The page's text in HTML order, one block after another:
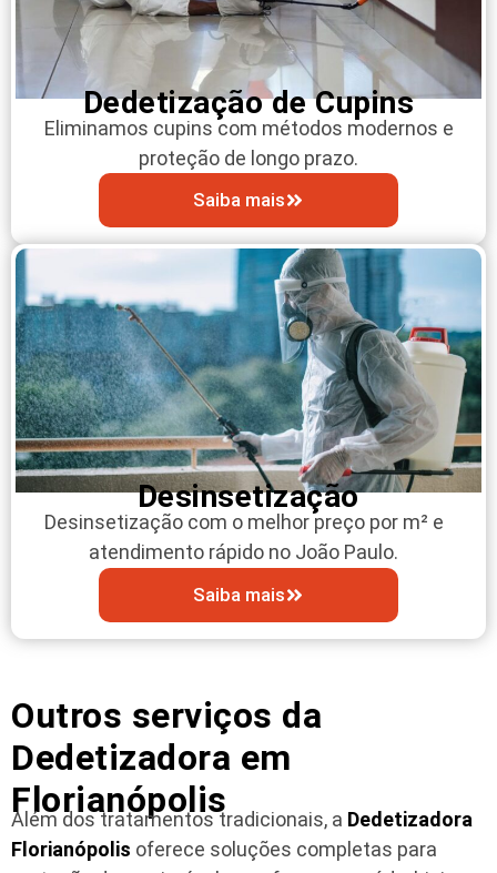
Dedetização de Cupins
Eliminamos cupins com métodos modernos e
proteção de longo prazo.
Saiba mais
Desinsetização
Desinsetização com o melhor preço por m² e
atendimento rápido no João Paulo.
Saiba mais
Outros serviços da
Dedetizadora em
Florianópolis
Além dos tratamentos tradicionais, a Dedetizadora
Florianópolis oferece soluções completas para